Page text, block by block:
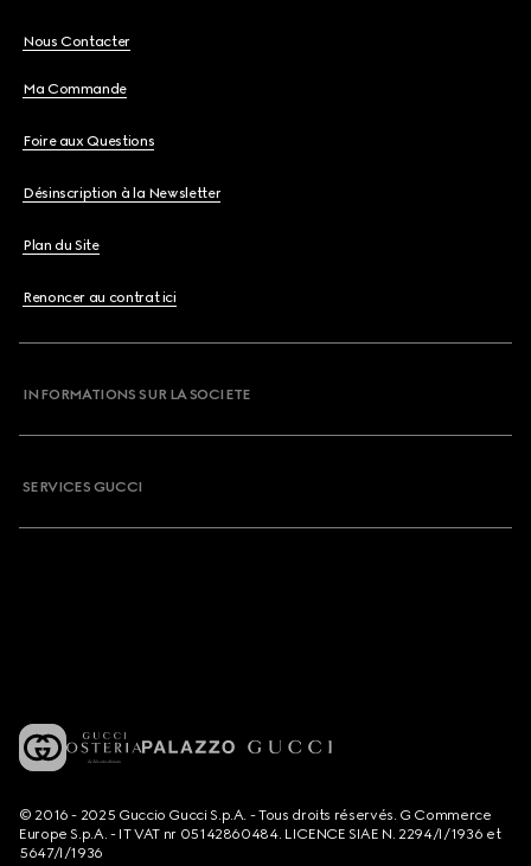
Nous Contacter
Ma Commande
Foire aux Questions
Désinscription à la Newsletter
Plan du Site
Renoncer au contrat ici
INFORMATIONS SUR LA SOCIETE
SERVICES GUCCI
© 2016 - 2025 Guccio Gucci S.p.A. - Tous droits réservés. G Commerce
Europe S.p.A. - IT VAT nr 05142860484. LICENCE SIAE N. 2294/I/1936 et
5647/I/1936